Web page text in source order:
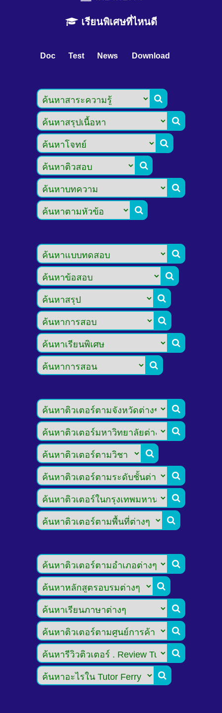
เรียนพิเศษที่ไหนดี
Doc Test News Download























